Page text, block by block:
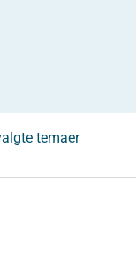
temaer